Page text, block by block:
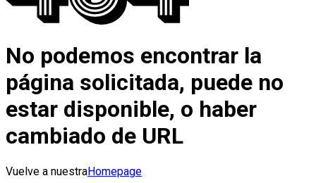
No podemos encontrar la
página solicitada, puede no
estar disponible, o haber
cambiado de URL
Vuelve a nuestraHomepage